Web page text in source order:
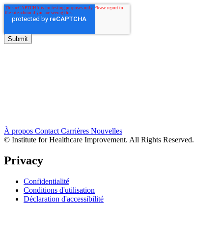
À propos ContactCarrières Nouvelles
© Institute for Healthcare Improvement. All Rights Reserved.
Privacy
Confidentialité
Conditions d'utilisation
Déclaration d'accessibilité